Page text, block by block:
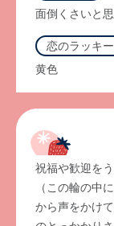
面倒くさいと
恋のラッキ
黄色
祝福や歓迎を
（この輪の中
から声をかけ